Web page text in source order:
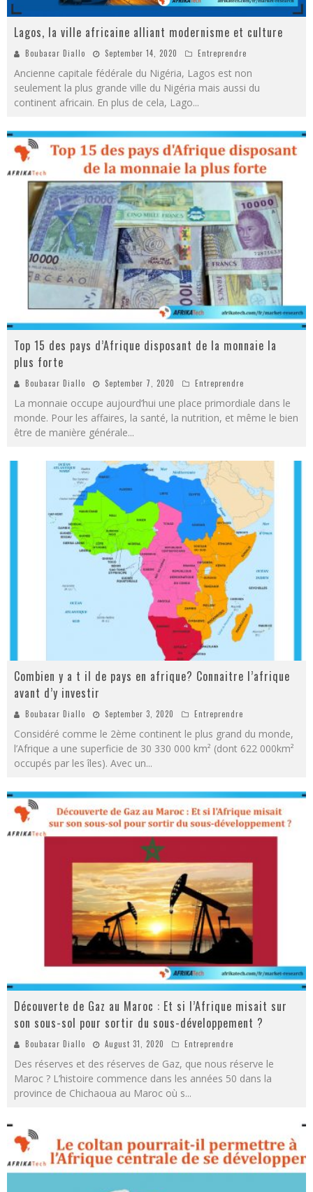
Lagos, la ville africaine alliant modernisme et culture
Boubacar Diallo September 14, 2020 Entreprendre
Ancienne capitale fédérale du Nigéria, Lagos est non
seulement la plus grande ville du Nigéria mais aussi du
continent africain. En plus de cela, Lago...
Top 15 des pays d’Afrique disposant de la monnaie la
plus forte
Boubacar Diallo September 7, 2020 Entreprendre
La monnaie occupe aujourd’hui une place primordiale dans le
monde. Pour les affaires, la santé, la nutrition, et même le bien
être de manière générale...
Combien y a t il de pays en afrique? Connaitre l’afrique
avant d’y investir
Boubacar Diallo September 3, 2020 Entreprendre
Considéré comme le 2ème continent le plus grand du monde,
l’Afrique a une superficie de 30 330 000 km² (dont 622 000km²
occupés par les îles). Avec un...
Découverte de Gaz au Maroc : Et si l’Afrique misait sur
son sous-sol pour sortir du sous-développement ?
Boubacar Diallo August 31, 2020 Entreprendre
Des réserves et des réserves de Gaz, que nous réserve le
Maroc ? L’histoire commence dans les années 50 dans la
province de Chichaoua au Maroc où s...